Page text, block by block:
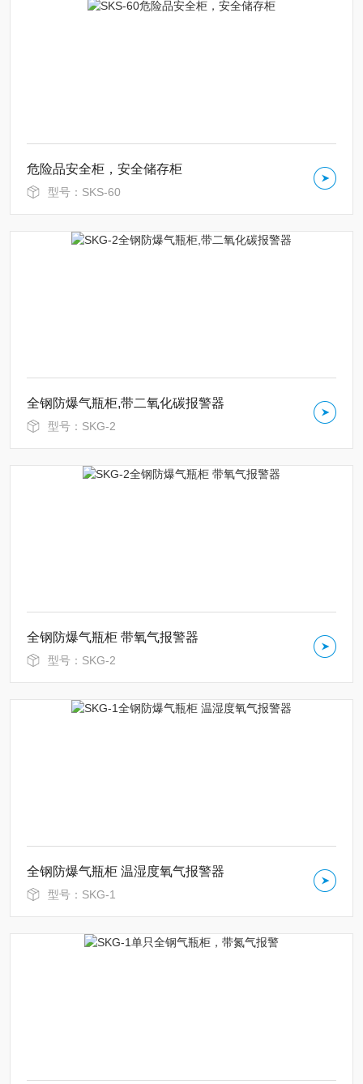
危险品安全柜，安全储存柜
型号：SKS-60
全钢防爆气瓶柜,带二氧化碳报警器
型号：SKG-2
全钢防爆气瓶柜 带氧气报警器
型号：SKG-2
全钢防爆气瓶柜 温湿度氧气报警器
型号：SKG-1